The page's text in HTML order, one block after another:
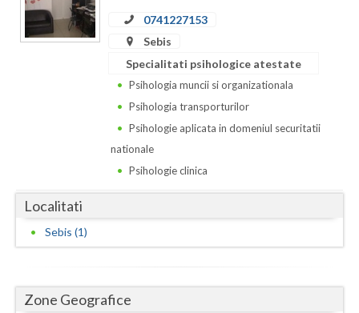
Calarasi
Caras-Severin
Dolj
Galati
Gorj
0741227153
Sebis
Specialitati psihologice atestate
Psihologia muncii si organizationala
Psihologia transporturilor
Psihologie aplicata in domeniul securitatii
nationale
Psihologie clinica
Localitati
Sebis (1)
Zone Geografice